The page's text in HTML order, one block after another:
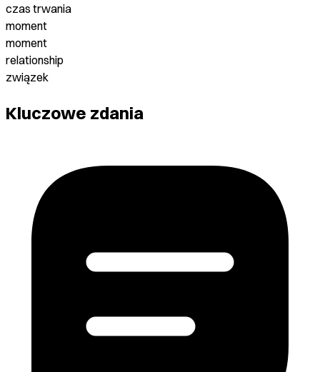
czas trwania
moment
moment
relationship
związek
Kluczowe zdania